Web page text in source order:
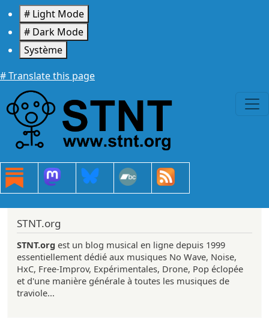
Aller au contenu principal
# Light Mode
# Dark Mode
Système
# Translate this page
STNT.org
STNT.org est un blog musical en ligne depuis 1999
essentiellement dédié aux musiques No Wave, Noise,
HxC, Free-Improv, Expérimentales, Drone, Pop éclopée
et d'une manière générale à toutes les musiques de
traviole...